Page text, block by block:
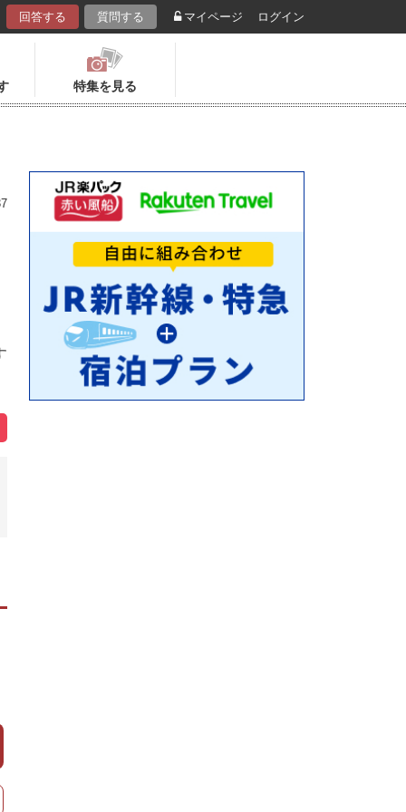
回答する 質問する マイページ ログイン
特集を見る